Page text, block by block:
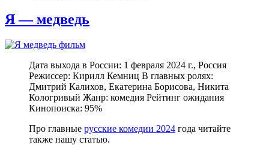
Я — медведь
Дата выхода в России: 1 февраля 2024 г., Россия
Режиссер: Кирилл Кемниц В главных ролях:
Дмитрий Калихов, Екатерина Борисова, Никита
Кологривый Жанр: комедия Рейтинг ожидания
Кинопоиска: 95%
Про главные русские комедии 2024 года читайте
также нашу статью.